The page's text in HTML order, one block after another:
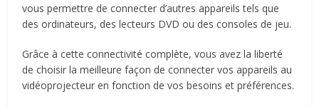
vous permettre de connecter d’autres appareils tels que
des ordinateurs, des lecteurs DVD ou des consoles de jeu.
Grâce à cette connectivité complète, vous avez la liberté
de choisir la meilleure façon de connecter vos appareils au
vidéoprojecteur en fonction de vos besoins et préférences.